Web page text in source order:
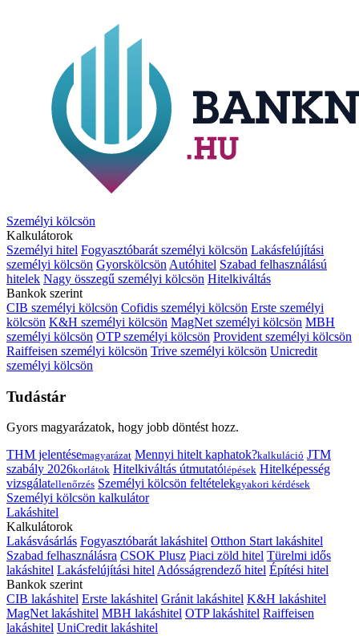
Személyi kölcsön
Kalkulátorok
Személyi hitel Fogyasztóbarát személyi kölcsön Lakásfelújítási
személyi kölcsön Gyorskölcsön Autóhitel Szabad felhasználású
hitelek Nagy összegű személyi kölcsön Hitelkiváltás
Bankok szerint
CIB személyi kölcsön Cofidis személyi kölcsön Erste személyi
kölcsön K&H személyi kölcsön MagNet személyi kölcsön MBH
személyi kölcsön OTP személyi kölcsön Provident személyi kölcsön
Raiffeisen személyi kölcsön Trive személyi kölcsön Unicredit
személyi kölcsön
Tudástár
Gyors magyarázatok, hogy jobb döntést hozz.
THM jelentésemagyarázat Mennyi hitelt kaphatok?kalkuláció JTM
szabály 2026korlátok Hitelkiváltás útmutatólépések Hitelképesség
vizsgálatellenőrzés Személyi kölcsön feltételekgyakori kérdések
Személyi kölcsön kalkulátor
Lakáshitel
Kalkulátorok
Lakásvásárlás Fogyasztóbarát lakáshitel Otthon Start lakáshitel
Szabad felhasználásra CSOK Plusz Piaci zöld hitel Türelmi idős
lakáshitel Lakásfelújítási hitelAdósságrendező hitel Építési hitel
Bankok szerint
CIB lakáshitel Erste lakáshitel Gránit lakáshitel K&H lakáshitel
MagNet lakáshitel MBH lakáshitel OTP lakáshitel Raiffeisen
lakáshitel UniCredit lakáshitel